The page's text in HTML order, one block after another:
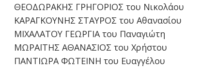
ΘΕΟΔΩΡΑΚΗΣ ΓΡΗΓΟΡΙΟΣ του Νικολάου
ΚΑΡΑΓΚΟΥΝΗΣ ΣΤΑΥΡΟΣ του Αθανασίου
ΜΙΧΑΛΑΤΟΥ ΓΕΩΡΓΙΑ του Παναγιώτη
ΜΩΡΑΪΤΗΣ ΑΘΑΝΑΣΙΟΣ του Χρήστου
ΠΑΝΤΙΩΡΑ ΦΩΤΕΙΝΗ του Ευαγγέλου